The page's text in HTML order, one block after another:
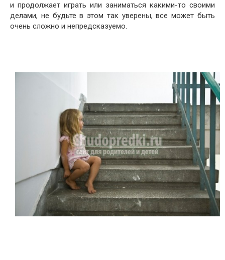
и продолжает играть или заниматься какими-то своими
делами, не будьте в этом так уверены, все может быть
очень сложно и непредсказуемо.